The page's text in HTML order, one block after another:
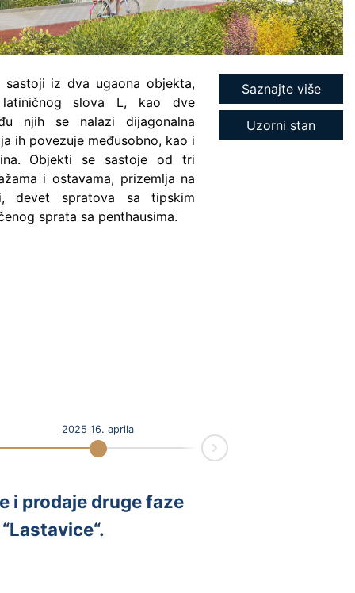
sastoji iz dva ugaona objekta,
slova L, kao dve
njih se nalazi dijagonalna
ih povezuje međusobno, kao i
Objekti se sastoje od tri
i ostavama, prizemlja na
devet spratova sa tipskim
sprata sa penthausima.
Saznajte više
Uzorni stan
2025 16. aprila
Next
i prodaje druge faze